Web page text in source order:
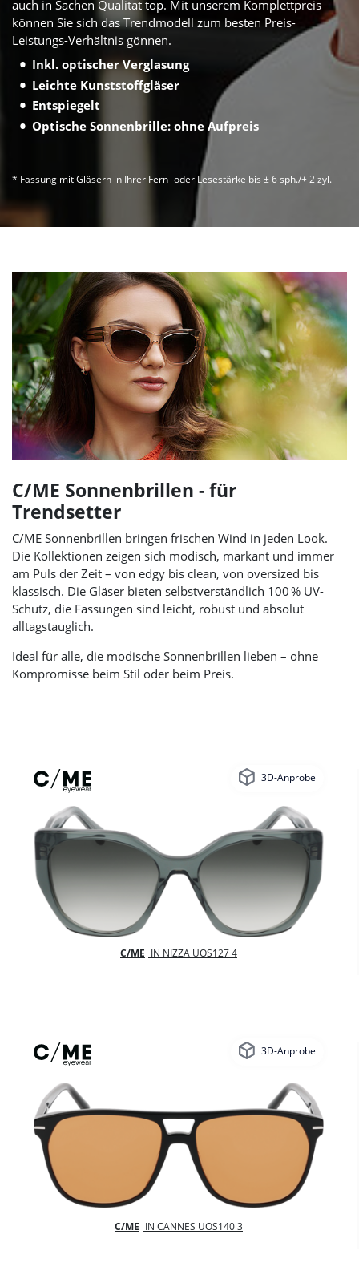
auch in Sachen Qualität top. Mit unserem Komplettpreis
können Sie sich das Trendmodell zum besten Preis-
Leistungs-Verhältnis gönnen.
Inkl. optischer Verglasung
Leichte Kunststoffgläser
Entspiegelt
Optische Sonnenbrille: ohne Aufpreis
* Fassung mit Gläsern in Ihrer Fern- oder Lesestärke bis ± 6 sph./+ 2 zyl.
C/ME Sonnenbrillen - für
Trendsetter
C/ME Sonnenbrillen bringen frischen Wind in jeden Look.
Die Kollektionen zeigen sich modisch, markant und immer
am Puls der Zeit – von edgy bis clean, von oversized bis
klassisch. Die Gläser bieten selbstverständlich 100 % UV-
Schutz, die Fassungen sind leicht, robust und absolut
alltagstauglich.
Ideal für alle, die modische Sonnenbrillen lieben – ohne
Kompromisse beim Stil oder beim Preis.
C/ME IN NIZZA UOS127 4
3D-Anprobe
C/ME IN CANNES UOS140 3
3D-Anprobe